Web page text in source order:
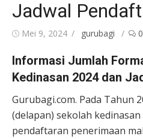
Jadwal
PostedMei 9, 2024 Author
gurubagi 0
Informasi Jumlah
Kedinasan 2024 dan
Gurubagi.com. Pada Tahun
(delapan) sekolah
pendaftaran penerimaan